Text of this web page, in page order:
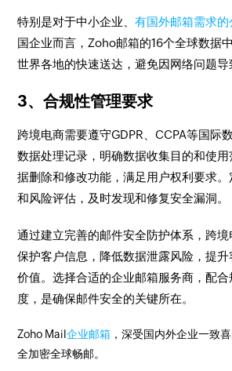
特别是对于中小企业、有国外邮箱需求的
国企业而言，Zoho邮箱的16个全球数据
世界各地的快速送达，避免因网络问题导
3、合规性管理要求
跨境电商需要遵守GDPR、CCPA等国际
数据处理记录，明确数据收集目的和使
据删除和修改功能，满足用户权利要求
和风险评估，及时发现和修复安全漏洞。
通过建立完善的邮件安全防护体系，跨
保护客户信息，降低数据泄露风险，提
价值。选择合适的企业邮箱服务商，配合
度，是确保邮件安全的关键所在。
Zoho Mail企业邮箱 ，深受国内外企业一致
全加密全球畅邮。